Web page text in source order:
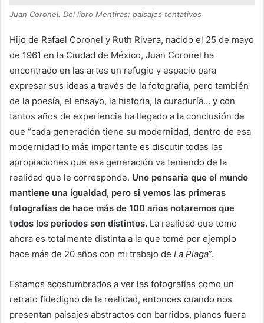
Juan Coronel. Del libro Mentiras: paisajes tentativos
Hijo de Rafael Coronel y Ruth Rivera, nacido el 25 de mayo
de 1961 en la Ciudad de México, Juan Coronel ha
encontrado en las artes un refugio y espacio para
expresar sus ideas a través de la fotografía, pero también
de la poesía, el ensayo, la historia, la curaduría… y con
tantos años de experiencia ha llegado a la conclusión de
que “cada generación tiene su modernidad, dentro de esa
modernidad lo más importante es discutir todas las
apropiaciones que esa generación va teniendo de la
realidad que le corresponde. Uno pensaría que el mundo
mantiene una igualdad, pero si vemos las primeras
fotografías de hace más de 100 años notaremos que
todos los periodos son distintos. La realidad que tomo
ahora es totalmente distinta a la que tomé por ejemplo
hace más de 20 años con mi trabajo de La Plaga”.
Estamos acostumbrados a ver las fotografías como un
retrato fidedigno de la realidad, entonces cuando nos
presentan paisajes abstractos con barridos, planos fuera